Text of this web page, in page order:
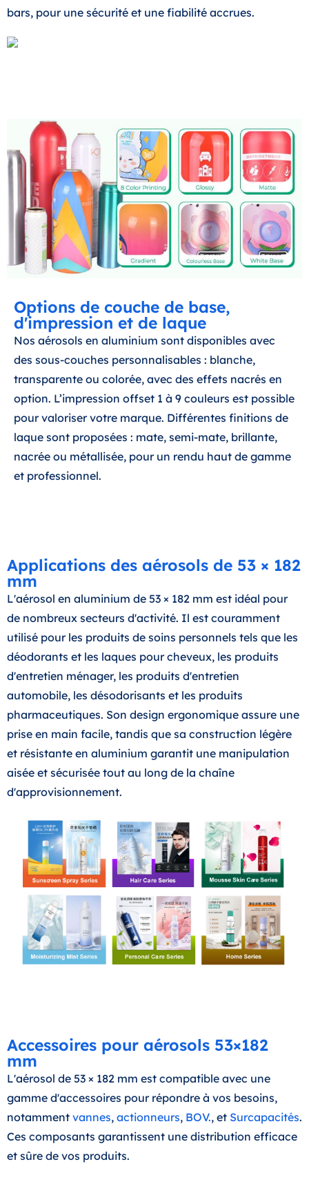
bars, pour une sécurité et une fiabilité accrues.
Options de couche de base,
d'impression et de laque
Nos aérosols en aluminium sont disponibles avec
des sous-couches personnalisables : blanche,
transparente ou colorée, avec des effets nacrés en
option. L’impression offset 1 à 9 couleurs est possible
pour valoriser votre marque. Différentes finitions de
laque sont proposées : mate, semi-mate, brillante,
nacrée ou métallisée, pour un rendu haut de gamme
et professionnel.
Applications des aérosols de 53 × 182
mm
L'aérosol en aluminium de 53 × 182 mm est idéal pour
de nombreux secteurs d'activité. Il est couramment
utilisé pour les produits de soins personnels tels que les
déodorants et les laques pour cheveux, les produits
d'entretien ménager, les produits d'entretien
automobile, les désodorisants et les produits
pharmaceutiques. Son design ergonomique assure une
prise en main facile, tandis que sa construction légère
et résistante en aluminium garantit une manipulation
aisée et sécurisée tout au long de la chaîne
d'approvisionnement.
Accessoires pour aérosols 53×182
mm
L'aérosol de 53 × 182 mm est compatible avec une
gamme d'accessoires pour répondre à vos besoins,
notamment vannes, actionneurs, BOV., et Surcapacités.
Ces composants garantissent une distribution efficace
et sûre de vos produits.